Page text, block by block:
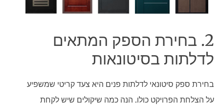
2. בחירת הספק המתאים
לדלתות בסיטונאות
בחירת ספק סיטונאי לדלתות פנים היא צעד קריטי שמשפיע
על הצלחת הפרויקט כולו. הנה כמה שיקולים שיש לקחת